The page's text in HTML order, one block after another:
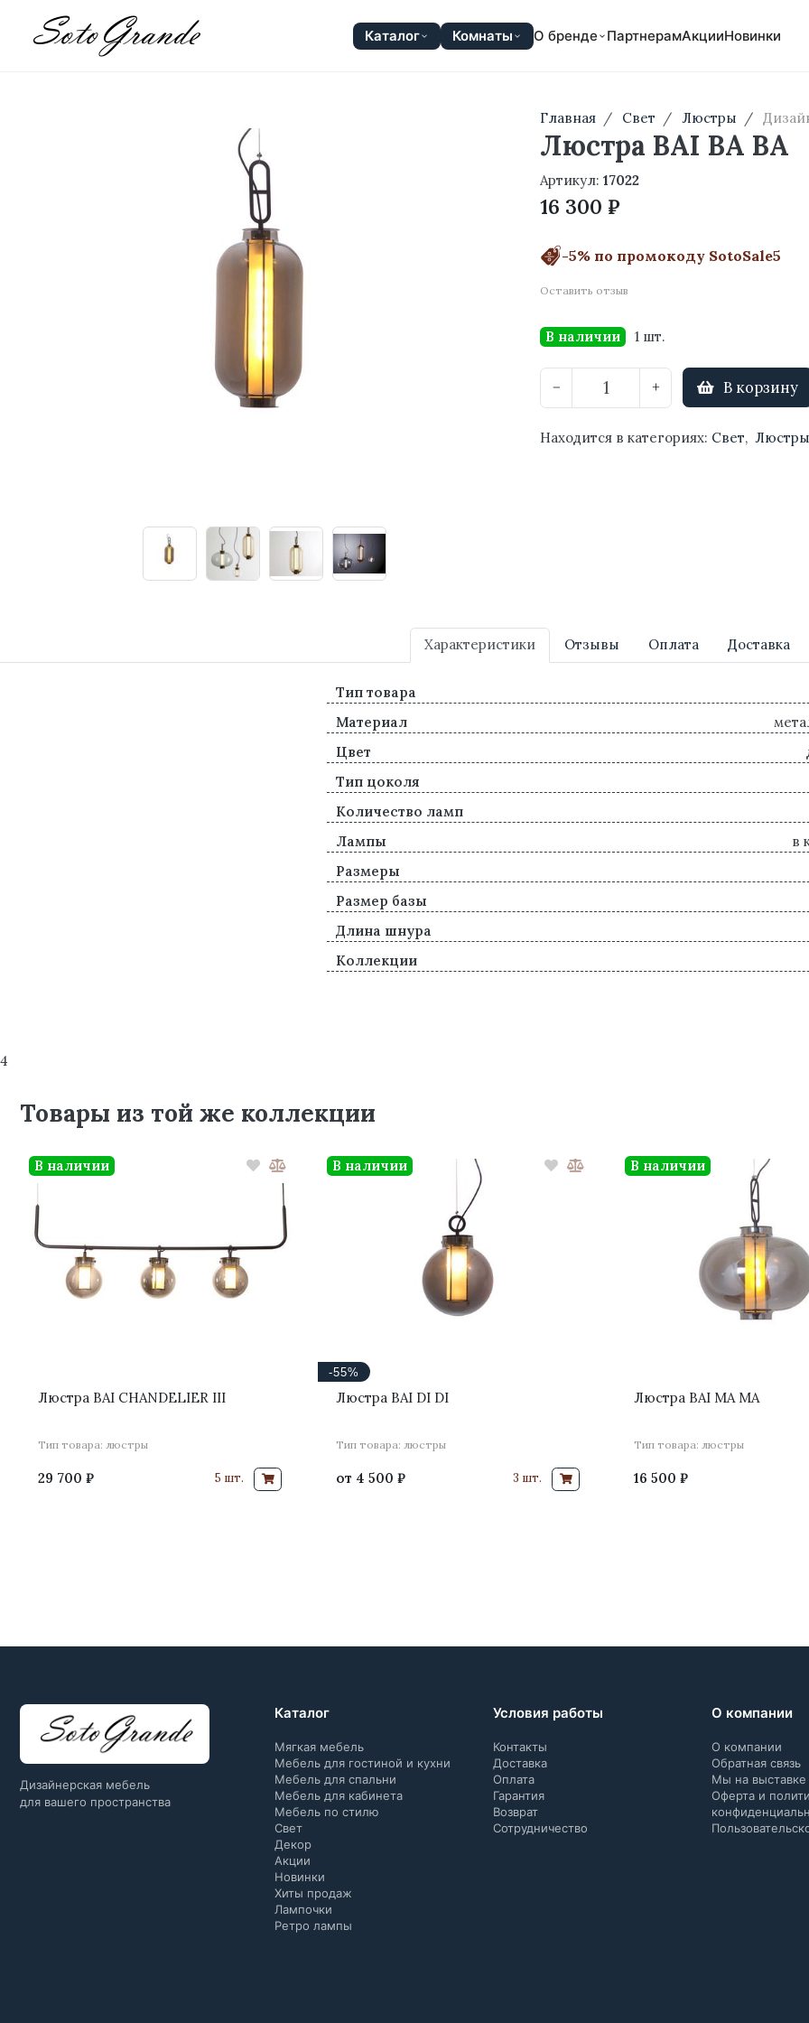
Каталог Комнаты О бренде ПартнерамАкцииНовинки
Главная Свет Люстры
Люстра BAI BA BA
Артикул:17022
16 300 ₽
-5% по промокоду SotoSale5
Оставить отзыв
В наличии 1 шт.
− + В корзину
Находится в категориях: Свет, Люстры
Характеристики Отзывы Оплата Доставка
Тип товара
Материал
Цвет
Тип цоколя
Количество ламп
Лампы
в
Размеры
Размер базы
Длина шнура
Коллекции
4
Товары из той же коллекции
Люстра BAI CHANDELIER III
Тип товара: люстры
29 700 ₽
В наличии
5 шт.
-55%
Люстра BAI DI DI
Тип товара: люстры
от 4 500 ₽
В наличии
3 шт.
Люстра BAI MA MA
Тип товара: люстры
16 500 ₽
В наличии
Дизайнерская мебель
для вашего пространства
Каталог
Мягкая мебель
Мебель для гостиной и кухни
Мебель для спальни
Мебель для кабинета
Мебель по стилю
Свет
Декор
Акции
Новинки
Хиты продаж
Лампочки
Ретро лампы
Условия работы
Контакты
Доставка
Оплата
Гарантия
Возврат
Сотрудничество
О компании
О компании
Обратная связь
Мы на выставке
Оферта и